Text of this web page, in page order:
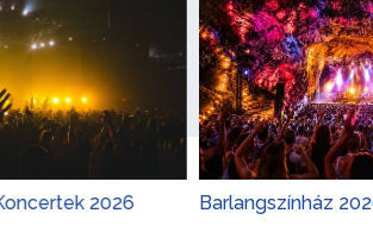
2026 Barlangszínház 2026